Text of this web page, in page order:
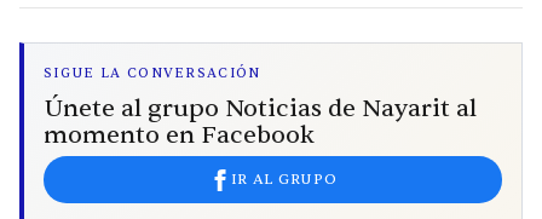
SIGUE LA CONVERSACIÓN
Únete al grupo Noticias de Nayarit al
momento en Facebook
IR AL GRUPO